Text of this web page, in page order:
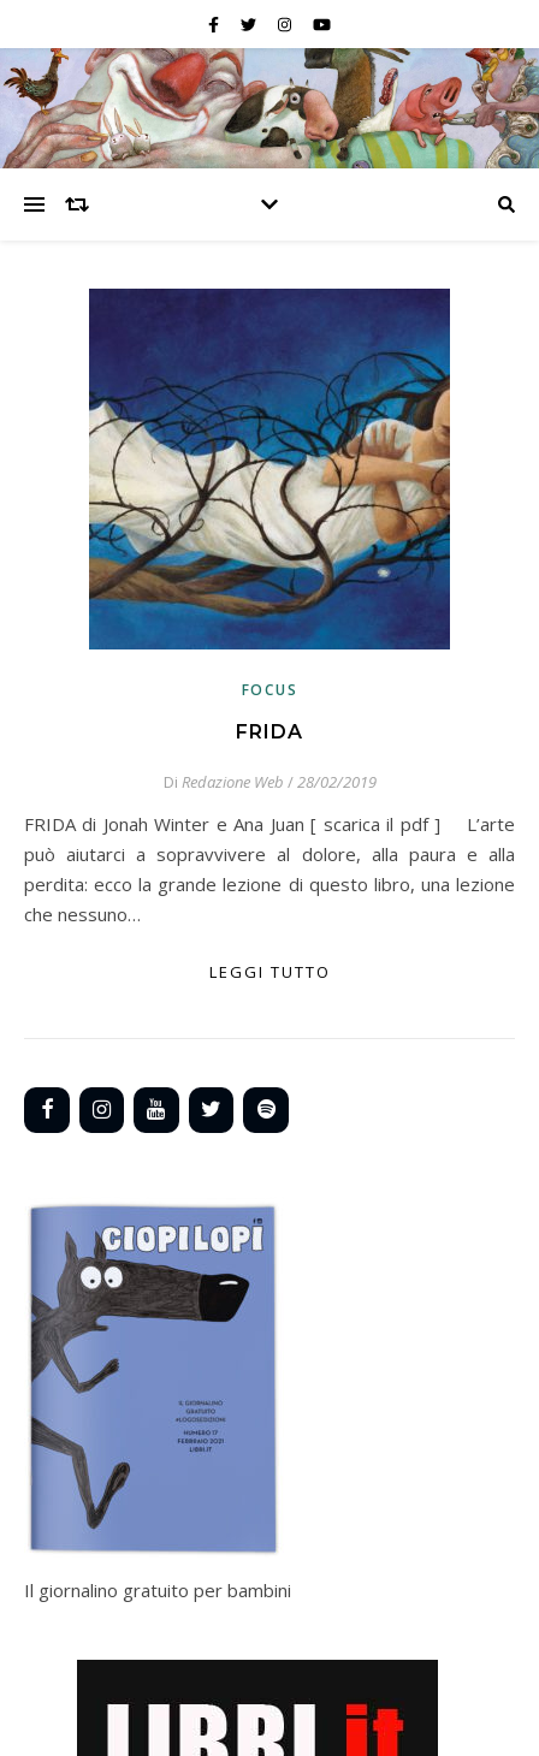
FOCUS
FRIDA
Di Redazione Web /28/02/2019
FRIDA di Jonah Winter e Ana Juan [ scarica il pdf ] L’arte
può aiutarci a sopravvivere al dolore, alla paura e alla
perdita: ecco la grande lezione di questo libro, una lezione
che nessuno…
LEGGI TUTTO
Il giornalino gratuito per bambini